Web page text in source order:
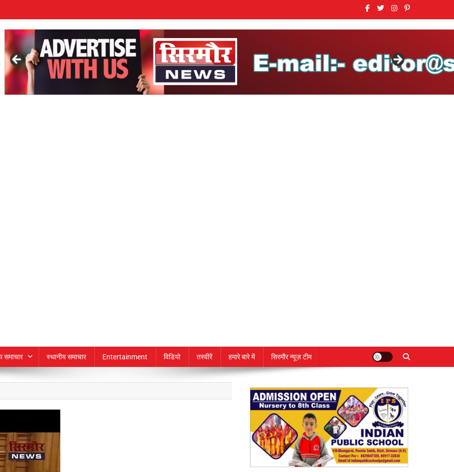
समाचार स्थानीय समाचार Entertainment विडियो तस्वीरें हमारे बारे में सिरमौर न्यूज़ टीम